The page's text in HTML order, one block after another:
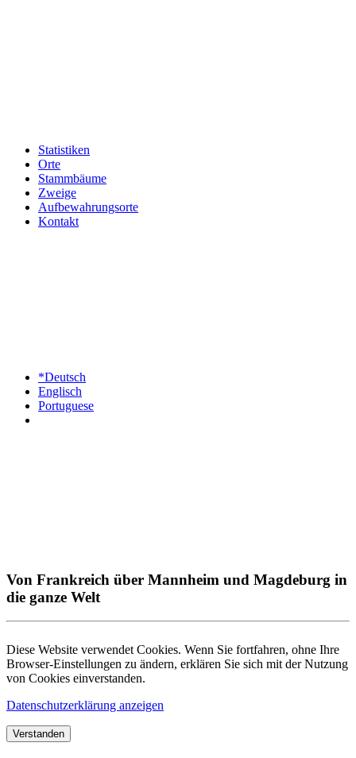
Statistiken
Orte
Stammbäume
Zweige
Aufbewahrungsorte
Kontakt
*Deutsch
Englisch
Portuguese
Von Frankreich über Mannheim und Magdeburg in
die ganze Welt
Diese Website verwendet Cookies. Wenn Sie fortfahren, ohne Ihre
Browser-Einstellungen zu ändern, erklären Sie sich mit der Nutzung
von Cookies einverstanden.
Datenschutzerklärung anzeigen
Verstanden